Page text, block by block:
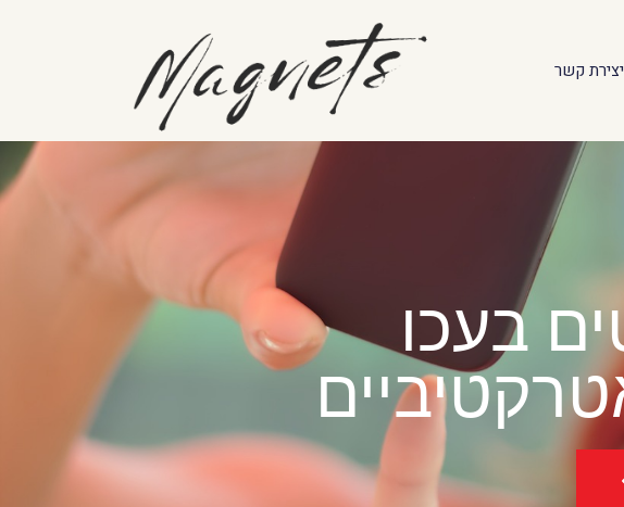
יצירת קשר